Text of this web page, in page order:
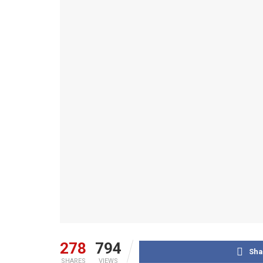
278
SHARES
794
VIEWS